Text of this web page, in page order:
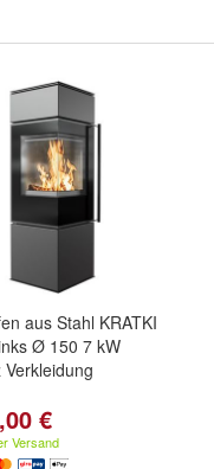
aus Stahl KRATKI
Ø 150 7 kW
€
Versand